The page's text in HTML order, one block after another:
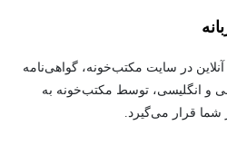
در سایت مکتب‌خونه، گواهی‌نامه
و انگلیسی، توسط مکتب‌خونه به
شما قرار می‌گیرد.